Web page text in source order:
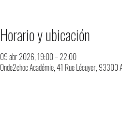
Horario y ubicación
09 abr 2026, 19:00 – 22:00
Onde2choc Académie, 41 Rue Lécuyer, 93300